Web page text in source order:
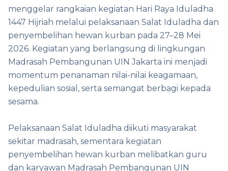
menggelar rangkaian kegiatan Hari Raya Iduladha
1447 Hijriah melalui pelaksanaan Salat Iduladha dan
penyembelihan hewan kurban pada 27–28 Mei
2026. Kegiatan yang berlangsung di lingkungan
Madrasah Pembangunan UIN Jakarta ini menjadi
momentum penanaman nilai-nilai keagamaan,
kepedulian sosial, serta semangat berbagi kepada
sesama.
Pelaksanaan Salat Iduladha diikuti masyarakat
sekitar madrasah, sementara kegiatan
penyembelihan hewan kurban melibatkan guru
dan karyawan Madrasah Pembangunan UIN